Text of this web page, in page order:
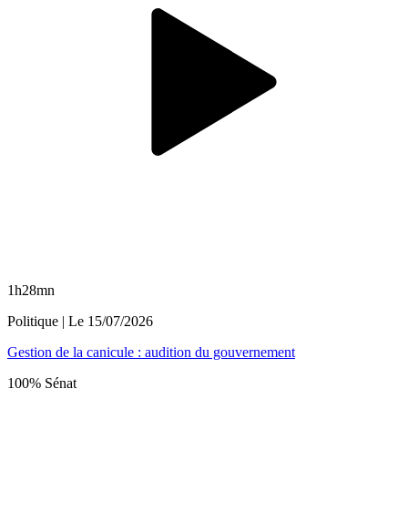
1h28mn
Politique | Le 15/07/2026
Gestion de la canicule : audition du gouvernement
100% Sénat